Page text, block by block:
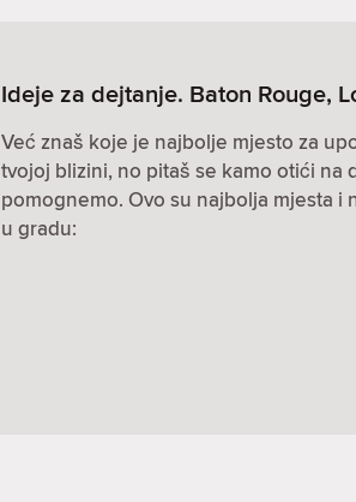
Ideje za dejtanje. Baton Rouge,
Već znaš koje je najbolje mjesto za
tvojoj blizini, no pitaš se kamo otići na
pomognemo. Ovo su najbolja mjesta i
u gradu: